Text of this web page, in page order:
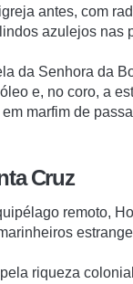
antes, com
azulejos nas
da Senhora da
e, no coro, a
marfim de
Cruz
remoto,
riqueza